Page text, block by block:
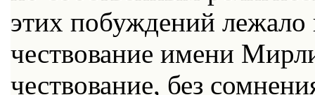
этих побуждений лежало
чествование имени
чествование, без